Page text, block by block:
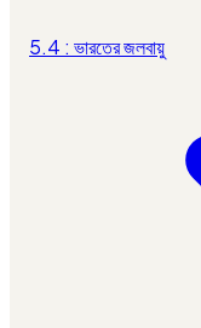
5.4 : ভারতের জলবায়ু